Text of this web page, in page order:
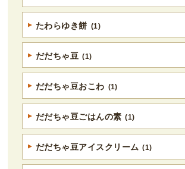
たわらゆき餅 (1)
だだちゃ豆 (1)
だだちゃ豆おこわ (1)
だだちゃ豆ごはんの素 (1)
だだちゃ豆アイスクリーム (1)